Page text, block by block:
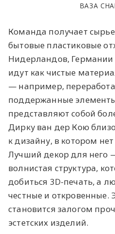
ВАЗА
Команда получает
бытовые пластиковые
Нидерландов,
идут как чистые
— например,
поддержанные
представляют собой
Дирку ван дер Кою
к дизайну, в котором
Лучший декор для него
волнистая структура,
добиться 3D-печать, а
честные и откровенные.
становится залогом
эстетских изделий.